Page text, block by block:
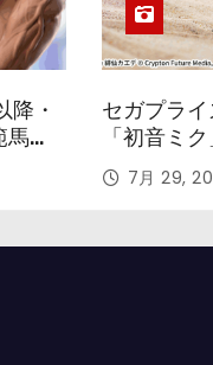
・
勇
セガプラ
「初音ミ
色味を変え
7月 29,